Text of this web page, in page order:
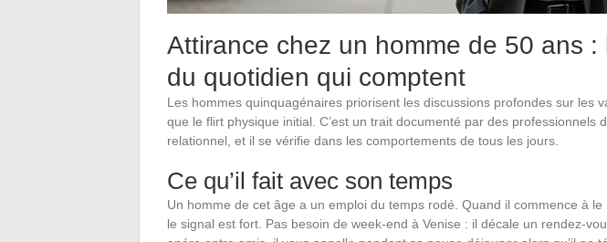
Attirance chez un homme de 50 ans :
du quotidien qui comptent
Les hommes quinquagénaires priorisent les discussions profondes sur les
que le flirt physique initial. C’est un trait documenté par des professionnels
relationnel, et il se vérifie dans les comportements de tous les jours.
Ce qu’il fait avec son temps
Un homme de cet âge a un emploi du temps rodé. Quand il commence à le
le signal est fort. Pas besoin de week-end à Venise : il décale un rendez-